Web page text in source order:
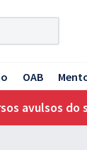
OAB
avulsos do